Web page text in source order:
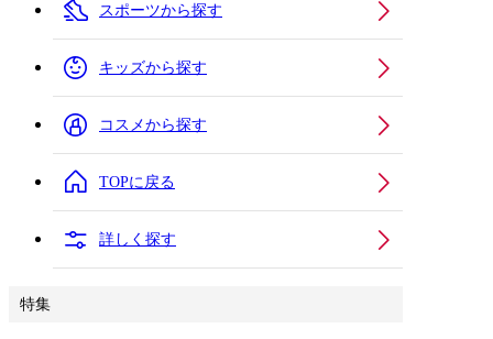
スポーツから探す
キッズから探す
コスメから探す
TOPに戻る
詳しく探す
特集